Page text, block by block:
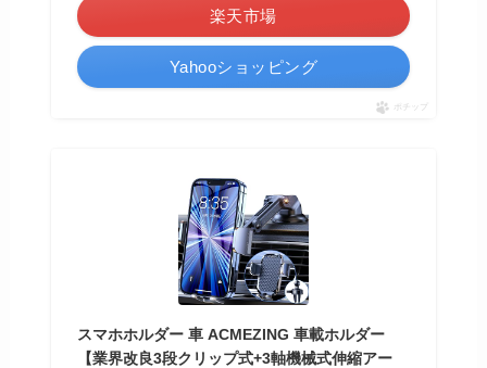
楽天市場
Yahooショッピング
ポチップ
スマホホルダー 車 ACMEZING 車載ホルダー
【業界改良3段クリップ式+3軸機械式伸縮アー